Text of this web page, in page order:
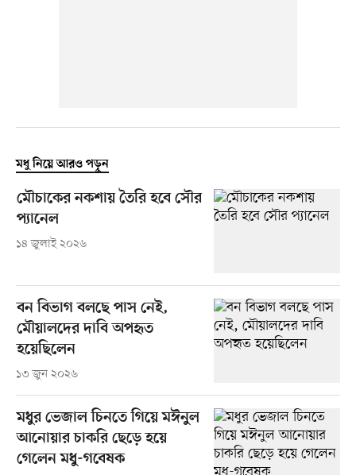
মধু নিয়ে আরও পড়ুন
মৌচাকের নকশায় তৈরি হবে সৌর
প্যানেল
১৪ জুলাই ২০২৬
বন বিভাগ বলছে পাস নেই,
মৌয়ালদের দাবি অপহৃত
হয়েছিলেন
১৩ জুন ২০২৬
মধুর ভেজাল চিনতে গিয়ে মঈনুল
আনোয়ার চাকরি ছেড়ে হয়ে
গেলেন মধু-গবেষক